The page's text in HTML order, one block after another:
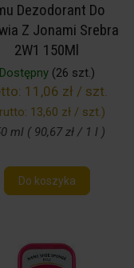
Dezodorant Do
Z Jonami Srebra
2W1 150Ml
Dostępny(26 szt.)
11,06 zł / szt.
13,60 zł / szt.)
ml ( 90,67 zł / 1 l )
Do koszyka